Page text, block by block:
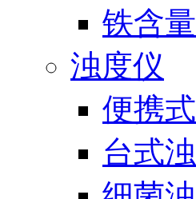
铁含
浊度仪
便携
台式